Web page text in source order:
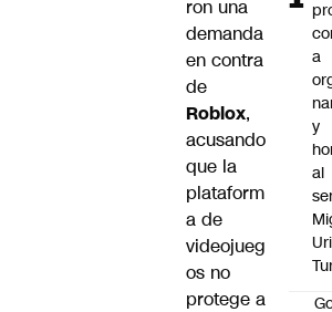
ron una
demanda
en contra
de
Roblox,
acusando
que la
plataform
a de
videojueg
os no
protege a
a
y
al